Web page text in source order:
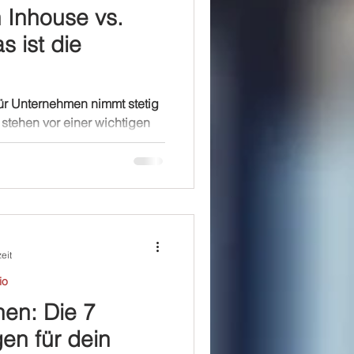
vs.
ist die
Unternehmen nimmt stetig
vor einer wichtigen
externe Dienstleister
der Zeit, ein eigenes
schnelllebigen, digitalen
für
sind
Die 7
für dein